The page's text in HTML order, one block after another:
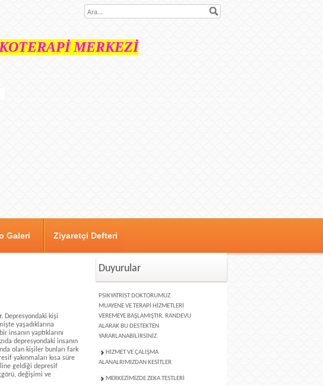
MERKEZİ
Galeri Ziyaretçi Defteri
Depresyondaki kişi
yaşadıklarına
insanın yaptıklarını
depresyondaki insanın
olan kişiler bunları fark
yakınmaları kısa süre
geldiği depresif
değişimi ve
Duyurular
MUAYENE VE TERAPİ HİZMETLERİ
VEREMEYE BAŞLAMIŞTIR. RANDEVU
ALARAK BU DESTEKTEN
YARARLANABİLİRSİNİZ.
ALANALRIMIZDAN KESİTLER
YAPILMAKTADIR